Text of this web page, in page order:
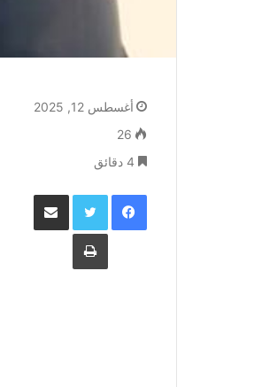
أغسطس 12, 2025
26
فيسبوكتويتر مشاركة عبر البريد
طباعة